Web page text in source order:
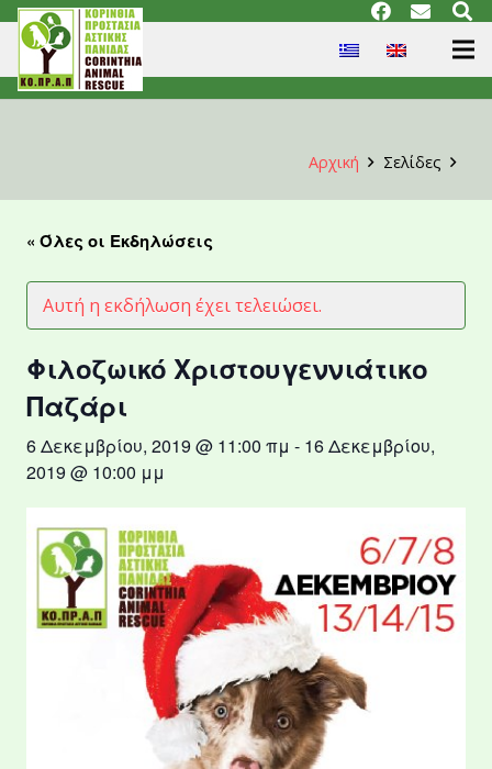
Αρχική Σελίδες
« Όλες οι Εκδηλώσεις
Αυτή η εκδήλωση έχει τελειώσει.
Φιλοζωικό Χριστουγεννιάτικο
Παζάρι
6 Δεκεμβρίου, 2019 @ 11:00 πμ - 16 Δεκεμβρίου,
2019 @ 10:00 μμ